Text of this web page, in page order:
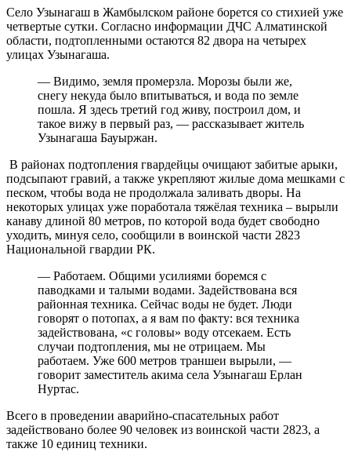
Село Узынагаш в Жамбылском районе борется со стихией уже
четвертые сутки. Согласно информации ДЧС Алматинской
области, подтопленными остаются 82 двора на четырех
улицах Узынагаша.
— Видимо, земля промерзла. Морозы были же,
снегу некуда было впитываться, и вода по земле
пошла. Я здесь третий год живу, построил дом, и
такое вижу в первый раз, — рассказывает житель
Узынагаша Бауыржан.
В районах подтопления гвардейцы очищают забитые арыки,
подсыпают гравий, а также укрепляют жилые дома мешками с
песком, чтобы вода не продолжала заливать дворы. На
некоторых улицах уже поработала тяжёлая техника – вырыли
канаву длиной 80 метров, по которой вода будет свободно
уходить, минуя село, сообщили в воинской части 2823
Национальной гвардии РК.
— Работаем. Общими усилиями боремся с
паводками и талыми водами. Задействована вся
районная техника. Сейчас воды не будет. Люди
говорят о потопах, а я вам по факту: вся техника
задействована, «с головы» воду отсекаем. Есть
случаи подтопления, мы не отрицаем. Мы
работаем. Уже 600 метров траншеи вырыли, —
говорит заместитель акима села Узынагаш Ерлан
Нуртас.
Всего в проведении аварийно-спасательных работ
задействовано более 90 человек из воинской части 2823, а
также 10 единиц техники.